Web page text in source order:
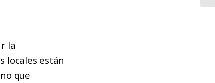
la
locales están
que